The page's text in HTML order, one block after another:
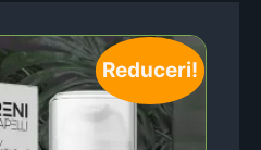
Reduceri!